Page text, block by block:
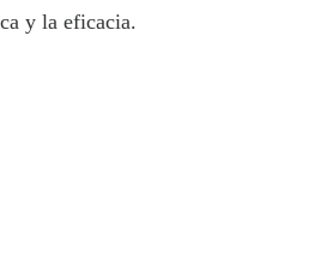
y la eficacia.